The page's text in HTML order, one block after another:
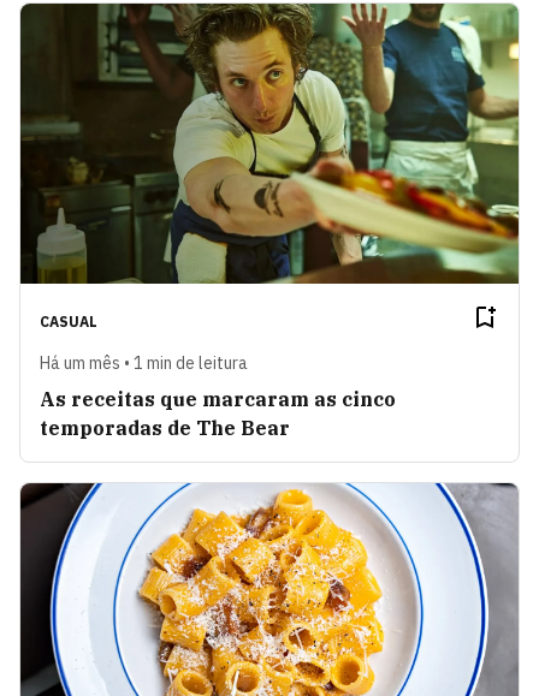
CASUAL
Há um mês • 1 min de leitura
As receitas que marcaram as cinco
temporadas de The Bear